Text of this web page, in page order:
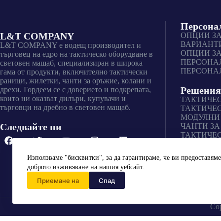
Използваме "бисквитки", за да гарантираме, че ви
доброто изживяване на нашия уебсайт.
Приемане на Спад
L&T COMPANY
L&T COMPANY е водещ производител и
търговец на едро на тактическо оборудване в
световен мащаб, специализиран в широка
гама от продукти, включително тактически
раници, жилетки, чанти за оръжие, колани и
дрехи. Гордеем се с доверието и подкрепата,
които ни оказват дилъри, купувачи и
търговци на дребно в световен мащаб.
Следвайте ни
ОПЦИИ
ОПЦИИ
Решения
МОДУЛНИ
ЧАНТИ